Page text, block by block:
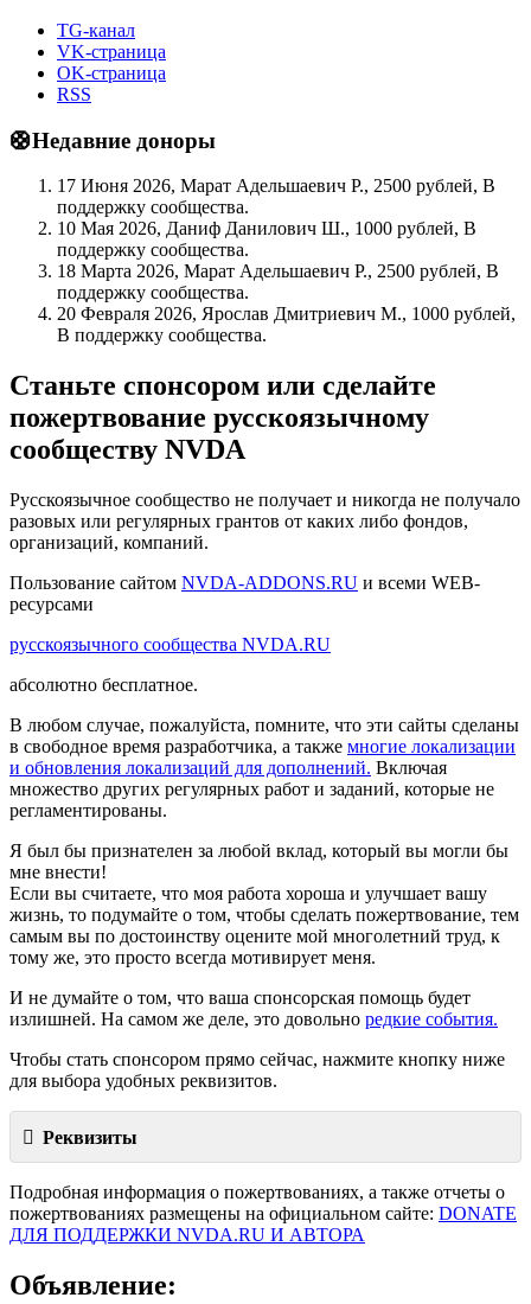
TG-канал
VK-страница
OK-страница
RSS
🛟Недавние доноры
17 Июня 2026, Марат Адельшаевич Р., 2500 рублей, В
поддержку сообщества.
10 Мая 2026, Даниф Данилович Ш., 1000 рублей, В
поддержку сообщества.
18 Марта 2026, Марат Адельшаевич Р., 2500 рублей, В
поддержку сообщества.
20 Февраля 2026, Ярослав Дмитриевич М., 1000 рублей,
В поддержку сообщества.
Станьте спонсором или сделайте
пожертвование русскоязычному
сообществу NVDA
Русскоязычное сообщество не получает и никогда не получало
разовых или регулярных грантов от каких либо фондов,
организаций, компаний.
Пользование сайтом NVDA-ADDONS.RU и всеми WEB-
ресурсами
русскоязычного сообщества NVDA.RU
абсолютно бесплатное.
В любом случае, пожалуйста, помните, что эти сайты сделаны
в свободное время разработчика, а также многие локализации
и обновления локализаций для дополнений. Включая
множество других регулярных работ и заданий, которые не
регламентированы.
Я был бы признателен за любой вклад, который вы могли бы
мне внести!
Если вы считаете, что моя работа хороша и улучшает вашу
жизнь, то подумайте о том, чтобы сделать пожертвование, тем
самым вы по достоинству оцените мой многолетний труд, к
тому же, это просто всегда мотивирует меня.
И не думайте о том, что ваша спонсорская помощь будет
излишней. На самом же деле, это довольно редкие события.
Чтобы стать спонсором прямо сейчас, нажмите кнопку ниже
для выбора удобных реквизитов.
Реквизиты
Подробная информация о пожертвованиях, а также отчеты о
пожертвованиях размещены на официальном сайте: DONATE
ДЛЯ ПОДДЕРЖКИ NVDA.RU И АВТОРА
Объявление: